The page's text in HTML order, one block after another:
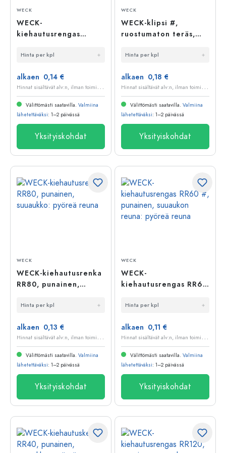
WECK
WECK-
kiehautusrengas
suu: pyöreä reuna
Hinta per kpl
alkaen 0,14 €
H
innat sisältävät alv:n, ilman toimituskuluja
Välittömästi saatavilla. Valmiina
lähetettäväksi: 1–2 päivässä
Yksityiskohdat
WECK
WECK-klipsi #,
ruostumaton teräs,
Hinta per kpl
alkaen 0,18 €
H
innat sisältävät alv:n, ilman toimituskuluja
Välittömästi saatavilla. Valmiina
lähetettäväksi: 1–2 päivässä
Yksityiskohdat
WECK
WECK-kiehautusrenka
RR80, punainen,
reuna
Hinta per kpl
alkaen 0,13 €
H
innat sisältävät alv:n, ilman toimituskuluja
Välittömästi saatavilla. Valmiina
lähetettäväksi: 1–2 päivässä
Yksityiskohdat
WECK
WECK-
kiehautusrengas RR60
reuna: pyöreä reuna
Hinta per kpl
alkaen 0,11 €
H
innat sisältävät alv:n, ilman toimituskuluja
Välittömästi saatavilla. Valmiina
lähetettäväksi: 1–2 päivässä
Yksityiskohdat